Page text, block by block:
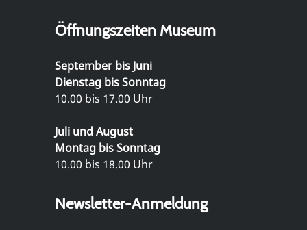
Öffnungszeiten Museum
September bis Juni
Dienstag bis Sonntag
10.00 bis 17.00 Uhr
Juli und August
Montag bis Sonntag
10.00 bis 18.00 Uhr
Newsletter-Anmeldung